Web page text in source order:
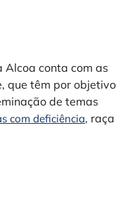
conta com as
que têm por objetivo
de temas
com deficiência, raça